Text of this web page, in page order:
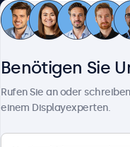
Benötigen Sie
Rufen Sie an oder
einem Displayexperten.